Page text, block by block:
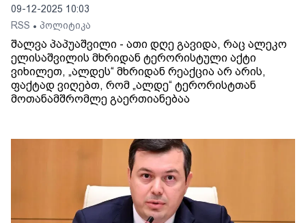
09-12-2025 10:03
RSS • პოლიტიკა
შალვა პაპუაშვილი - ათი დღე გავიდა, რაც ალეკო
ელისაშვილის მხრიდან ტერორისტული აქტი
ვიხილეთ, „ალდეს“ მხრიდან რეაქცია არ არის,
ფაქტად ვიღებთ, რომ „ალდე“ ტერორისტთან
მოთანამშრომლე გაერთიანებაა